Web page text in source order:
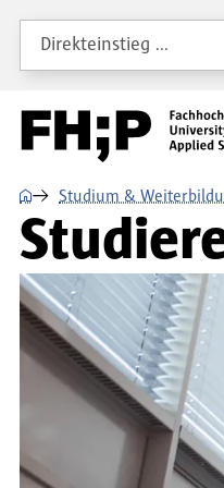
Direkt zum Inhalt
Direkt zur
Direkt zum Fußbereich
Direkteinstieg …
⌂ Studium &